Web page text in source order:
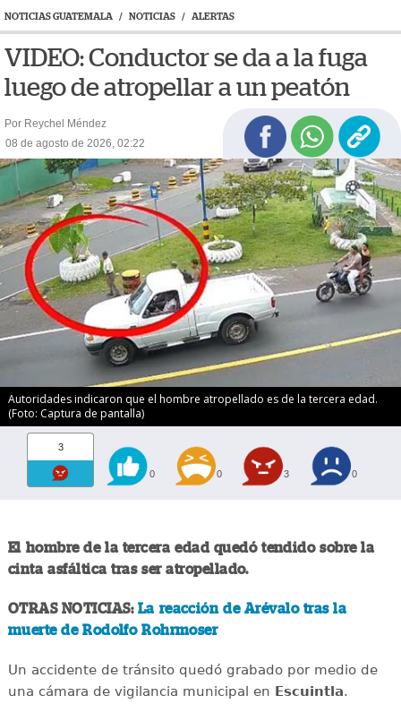
NOTICIAS GUATEMALA / NOTICIAS / ALERTAS
VIDEO: Conductor se da a la fuga
luego de atropellar a un peatón
Por Reychel Méndez
08 de agosto de 2026, 02:22
Autoridades indicaron que el hombre atropellado es de la tercera edad.
(Foto: Captura de pantalla)
3
0 0 3 0
El hombre de la tercera edad quedó tendido sobre la
cinta asfáltica tras ser atropellado.
OTRAS NOTICIAS: La reacción de Arévalo tras la
muerte de Rodolfo Rohrmoser
Un accidente de tránsito quedó grabado por medio de
una cámara de vigilancia municipal en Escuintla.